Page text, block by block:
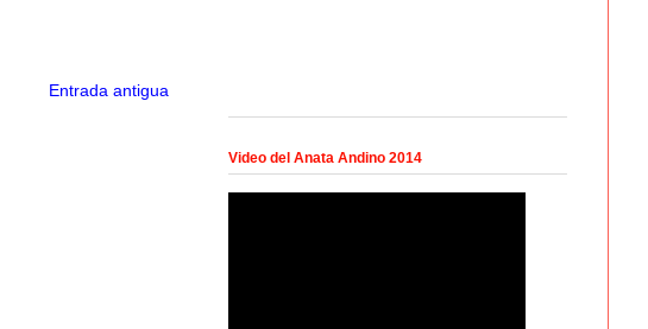
Entrada antigua
Video del Anata Andino 2014